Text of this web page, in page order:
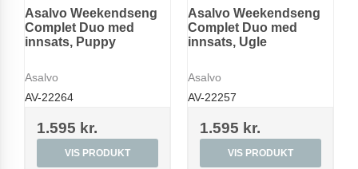
Asalvo Weekendseng
Complet Duo med
innsats, Puppy
Asalvo
AV-22264
1.595 kr.
VIS PRODUKT
Asalvo Weekendseng
Complet Duo med
innsats, Ugle
Asalvo
AV-22257
1.595 kr.
VIS PRODUKT